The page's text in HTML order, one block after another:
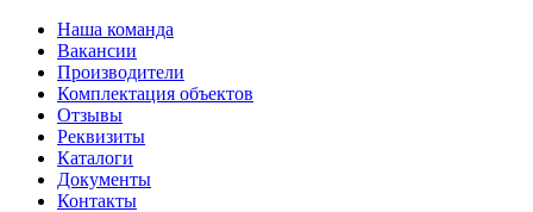
Наша команда
Вакансии
Производители
Комплектация объектов
Отзывы
Реквизиты
Каталоги
Документы
Контакты